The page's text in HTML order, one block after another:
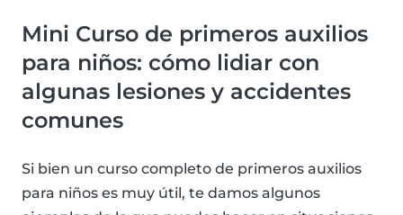
Mini Curso de primeros auxilios
para niños: cómo lidiar con
algunas lesiones y accidentes
comunes
Si bien un curso completo de primeros auxilios
para niños es muy útil, te damos algunos